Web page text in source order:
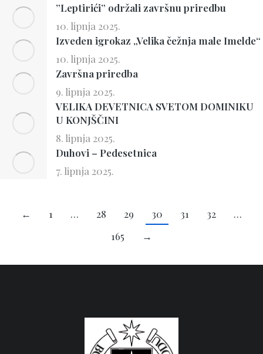
”Leptirići” održali završnu priredbu
10. lipnja 2025.
Izveden igrokaz „Velika čežnja male Imelde“
10. lipnja 2025.
Završna priredba
9. lipnja 2025.
VELIKA DEVETNICA SVETOM DOMINIKU
U KONJŠČINI
8. lipnja 2025.
Duhovi – Pedesetnica
7. lipnja 2025.
← 1 … 28 29 30 31 32
…
165
→